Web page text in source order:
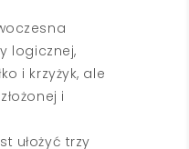
logicznej,
i krzyżyk, ale
i
ułożyć trzy